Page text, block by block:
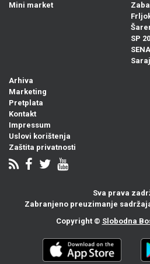
Mini market
SP
Arhiva
Marketing
Pretplata
Kontakt
Impressum
Uslovi korištenja
Zaštita privatnosti
Sva prava
Zabranjeno preuzimanje
Copyright © Slobodna